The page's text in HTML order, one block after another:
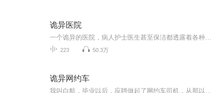
诡异医院
223 50.3万
诡异网约车